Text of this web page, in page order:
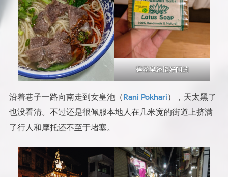
莲花皂还挺好闻的
沿着巷子一路向南走到女皇池（Rani Pokhari），天太黑了
也没看清。不过还是很佩服本地人在几米宽的街道上挤满
了行人和摩托还不至于堵塞。